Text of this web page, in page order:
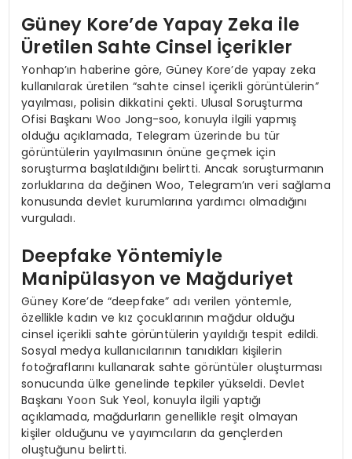
Güney Kore’de Yapay Zeka ile
Üretilen Sahte Cinsel İçerikler
Yonhap’ın haberine göre, Güney Kore’de yapay zeka
kullanılarak üretilen “sahte cinsel içerikli görüntülerin”
yayılması, polisin dikkatini çekti. Ulusal Soruşturma
Ofisi Başkanı Woo Jong-soo, konuyla ilgili yapmış
olduğu açıklamada, Telegram üzerinde bu tür
görüntülerin yayılmasının önüne geçmek için
soruşturma başlatıldığını belirtti. Ancak soruşturmanın
zorluklarına da değinen Woo, Telegram’ın veri sağlama
konusunda devlet kurumlarına yardımcı olmadığını
vurguladı.
Deepfake Yöntemiyle
Manipülasyon ve Mağduriyet
Güney Kore’de “deepfake” adı verilen yöntemle,
özellikle kadın ve kız çocuklarının mağdur olduğu
cinsel içerikli sahte görüntülerin yayıldığı tespit edildi.
Sosyal medya kullanıcılarının tanıdıkları kişilerin
fotoğraflarını kullanarak sahte görüntüler oluşturması
sonucunda ülke genelinde tepkiler yükseldi. Devlet
Başkanı Yoon Suk Yeol, konuyla ilgili yaptığı
açıklamada, mağdurların genellikle reşit olmayan
kişiler olduğunu ve yayımcıların da gençlerden
oluştuğunu belirtti.